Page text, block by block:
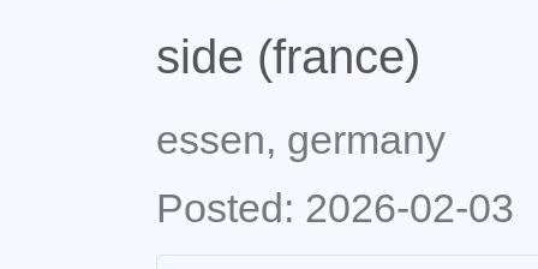
side (france)
essen, germany
Posted: 2026-02-03